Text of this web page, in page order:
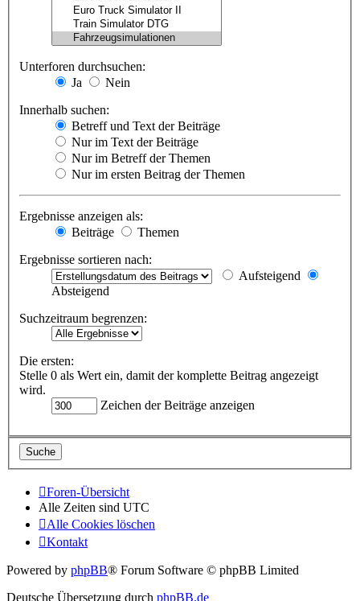
Unterforen durchsuchen:
Ja
Nein
Innerhalb suchen:
Betreff und Text der Beiträge
Nur im Text der Beiträge
Nur im Betreff der Themen
Nur im ersten Beitrag der Themen
Ergebnisse anzeigen als:
Beiträge
Themen
Ergebnisse sortieren nach:
Aufsteigend
Absteigend
Suchzeitraum begrenzen:
Die ersten:
Stelle 0 als Wert ein, damit der komplette Beitrag angezeigt
wird.
Zeichen der Beiträge anzeigen
Foren-Übersicht
Alle Zeiten sind UTC
Alle Cookies löschen
Kontakt
Powered by phpBB® Forum Software © phpBB Limited
Deutsche Übersetzung durch phpBB.de